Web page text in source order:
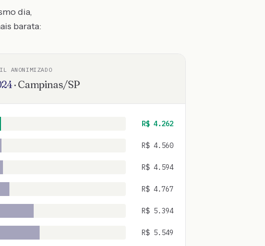
dia,
barata:
ANONIMIZADO
· Campinas/SP
R$ 4.262
R$ 4.560
R$ 4.594
R$ 4.767
R$ 5.394
R$ 5.549